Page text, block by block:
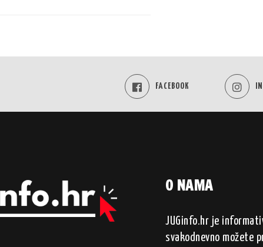
FACEBOOK
O NAMA
JUGinfo.hr je
svakodnevno možete